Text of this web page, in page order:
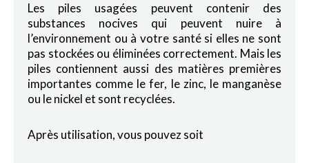
Les piles usagées peuvent contenir des
substances nocives qui peuvent nuire à
l’environnement ou à votre santé si elles ne sont
pas stockées ou éliminées correctement. Mais les
piles contiennent aussi des matières premières
importantes comme le fer, le zinc, le manganèse
ou le nickel et sont recyclées.
Après utilisation, vous pouvez soit